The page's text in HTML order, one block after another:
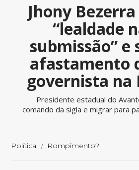
Jhony
“lealdade
submissão” e
afastamento
governista na
Presidente estadual do
comando da sigla e migrar para
Política Rompimento?